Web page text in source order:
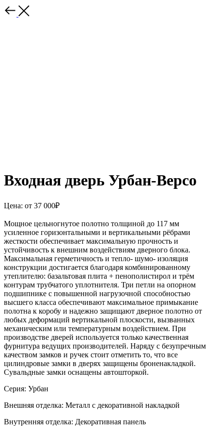
Входная дверь Урбан-Версо
Цена: от 37 000₽
Мощное цельногнутое полотно толщиной до 117 мм
усиленное горизонтальными и вертикальными рёбрами
жесткости обеспечивает максимальную прочность и
устойчивость к внешним воздействиям дверного блока.
Максимальная герметичность и тепло- шумо- изоляция
конструкции достигается благодаря комбинированному
утеплителю: базальтовая плита + пенополистирол и трём
контурам трубчатого уплотнителя. Три петли на опорном
подшипнике с повышенной нагрузочной способностью
высшего класса обеспечивают максимальное примыкание
полотна к коробу и надежно защищают дверное полотно от
любых деформаций вертикальной плоскости, вызванных
механическим или температурным воздействием. При
производстве дверей используется только качественная
фурнитура ведущих производителей. Наряду с безупречным
качеством замков и ручек стоит отметить то, что все
цилиндровые замки в дверях защищены броненакладкой.
Сувальдные замки оснащены автошторкой.
Серия: Урбан
Внешняя отделка: Металл с декоративной накладкой
Внутренняя отделка: Декоративная панель